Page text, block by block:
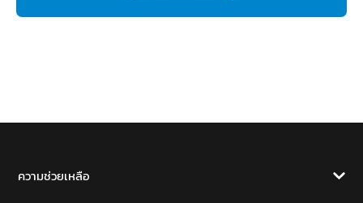
ความช่วยเหลือ